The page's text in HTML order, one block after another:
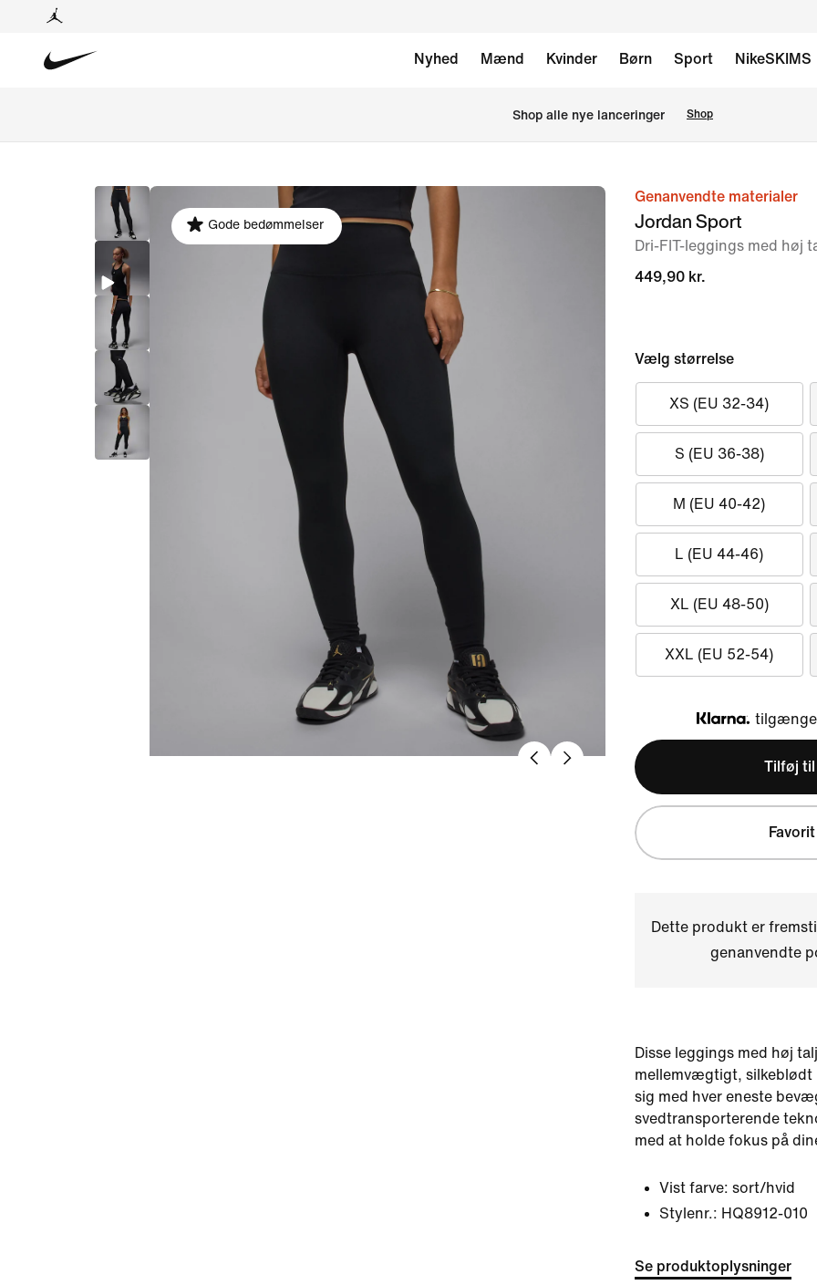
Nyhed Mænd Kvinder Børn Sport NikeSKIMS
Shop alle nye lanceringer Shop
billede
Gode bedømmelser
Genanvendte materialer
Jordan Sport
Dri-FIT-leggings med høj
449,90 kr.
Vælg størrelse
XS (EU 32-34)
S (EU 36-38)
M (EU 40-42)
L (EU 44-46)
XL (EU 48-50)
XXL (EU 52-54)
Klarna
Tilføj til
Favorit
Dette produkt er
genanvendte
Disse leggings med høj
mellemvægtigt,
sig med hver eneste
svedtransporterende
med at holde fokus på
Vist farve: sort/hvid
Stylenr.: HQ8912-010
Se produktoplysninger